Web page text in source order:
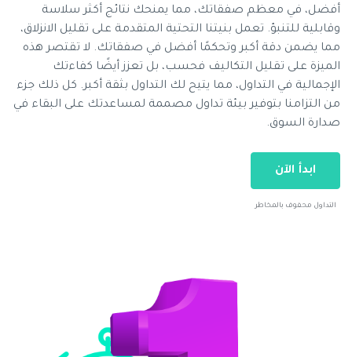
أفضل، في معظم صفقاتك، مما يمنحك نتائج أكثر سلاسة
وقابلية للتنبؤ. تعمل بنيتنا التحتية المتقدمة على تقليل الانزلاق،
مما يضمن دقة أكبر وتحكمًا أفضل في صفقاتك. لا تقتصر هذه
الميزة على تقليل التكاليف فحسب، بل تعزز أيضًا كفاءتك
الإجمالية في التداول، مما يتيح لك التداول بثقة أكبر. كل ذلك جزء
من التزامنا بتوفير بيئة تداول مصممة لمساعدتك على البقاء في
صدارة السوق.
ابدأ الآن
التداول محفوف بالمخاطر